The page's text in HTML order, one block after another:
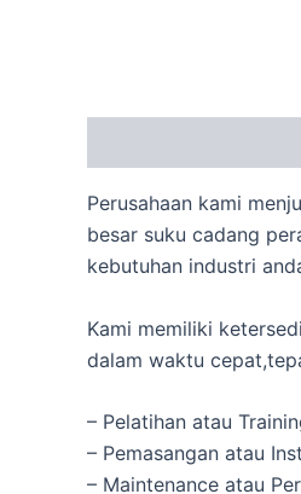
Perusahaan kami
besar suku cadang
kebutuhan industri
Kami memiliki
dalam waktu
– Pelatihan atau
– Pemasangan atau
– Maintenance atau